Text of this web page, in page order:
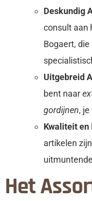
Deskundig
consult aan
Bogaert,
Uitgebreid
bent naar
gordijnen,
Kwaliteit en
artikelen
Het